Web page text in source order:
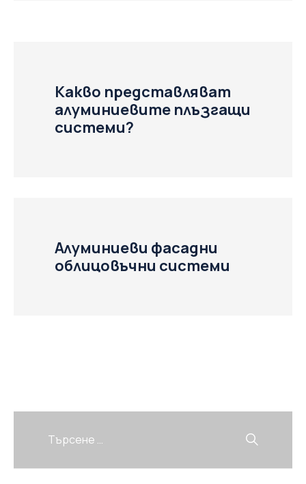
Какво представляват
алуминиевите плъзгащи
системи?
Алуминиеви фасадни
облицовъчни системи